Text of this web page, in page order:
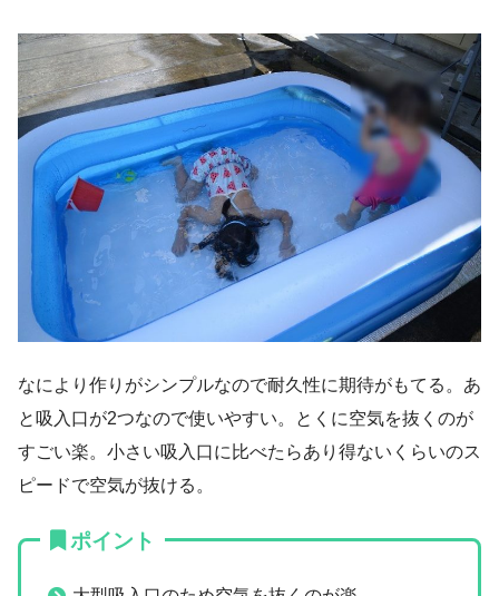
なにより作りがシンプルなので耐久性に期待がもてる。あ
と吸入口が2つなので使いやすい。とくに空気を抜くのが
すごい楽。小さい吸入口に比べたらあり得ないくらいのス
ピードで空気が抜ける。
ポイント